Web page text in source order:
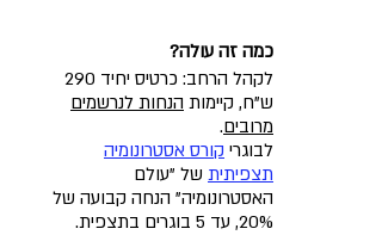
כמה זה עולה?
לקהל הרחב: כרטיס יחיד 290
ש"ח, קיימות הנחות לנרשמים
מרובים.
לבוגרי קורס אסטרונומיה
תצפיתית של "עולם
האסטרונומיה" הנחה קבועה של
20%, עד 5 בוגרים בתצפית.